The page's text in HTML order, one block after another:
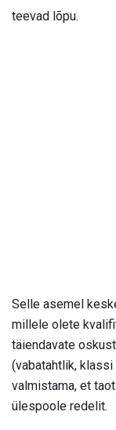
teevad lõpu.
Selle asemel
millele olete
täiendavate
(vabatahtlik,
valmistama, et
ülespoole redelit.